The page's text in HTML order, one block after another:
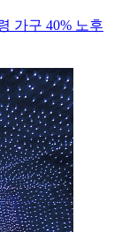
가구 40% 노후